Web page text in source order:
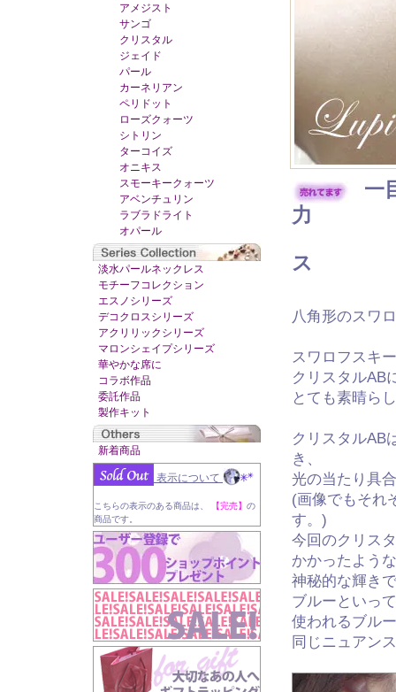
アメジスト
サンゴ
クリスタル
ジェイド
パール
カーネリアン
ペリドット
ローズクォーツ
シトリン
ターコイズ
オニキス
スモーキークォーツ
アベンチュリン
ラブラドライト
オパール
淡水パールネックレス
モチーフコレクション
エスノシリーズ
デコクロスシリーズ
アクリリックシリーズ
マロンシェイプシリーズ
華やかな席に
コラボ作品
委託作品
製作キット
新着商品
表示について
こちらの表示のある商品は、 【完売】 の
商品です。
一
力
ス
八角形のスワ
スワロフスキ
クリスタルAB
とても素晴ら
クリスタルAB
き、
光の当たり具
(画像でもそれ
す。)
今回のクリス
かかったよう
神秘的な輝き
ブルーといっ
使われるブル
同じニュアン